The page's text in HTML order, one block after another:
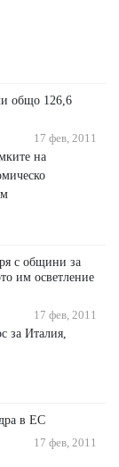
общо 126,6
17 фев, 2011
на
с общини за
им осветление
17 фев, 2011
за Италия,
в ЕС
17 фев, 2011